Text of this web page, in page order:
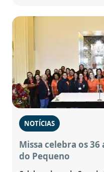
NOTÍCIAS
Missa celebra os 36
do Pequeno